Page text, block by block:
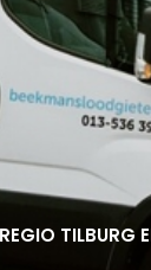
TILBURG
TILBURG
TILBURG